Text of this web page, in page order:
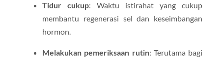
Tidur cukup: Waktu istirahat yang cukup
membantu regenerasi sel dan keseimbangan
hormon.
Melakukan pemeriksaan rutin: Terutama bagi